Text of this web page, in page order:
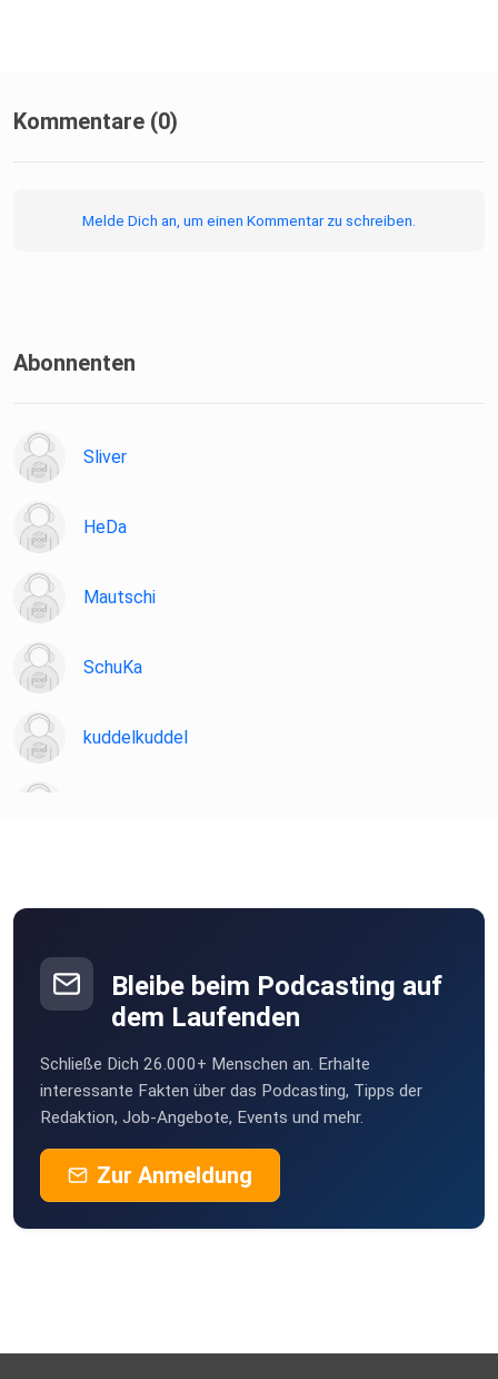
Kommentare (0)
Melde Dich an, um einen Kommentar zu schreiben.
Abonnenten
Sliver
HeDa
Mautschi
SchuKa
kuddelkuddel
Ravens Nest
Kermitfrosch
Berlin
Berlin
ragin
Dillingen
21ebgtd7
KarolinAe
Bleibe beim Podcasting auf
dem Laufenden
Schließe Dich 26.000+ Menschen an. Erhalte
interessante Fakten über das Podcasting, Tipps der
Redaktion, Job-Angebote, Events und mehr.
Zur Anmeldung